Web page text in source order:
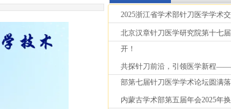
[针刀新闻] 2025浙江省学术
[针刀新闻] 北京汉章针刀医
[针刀新闻] 共探针刀前沿，
2025浙江省学术部针刀医学学术
北京汉章针刀医学研究院第十七
开！
共探针刀前沿，引领医学新程
部第七届针刀医学学术论坛圆满落
内蒙古学术部第五届年会2025年